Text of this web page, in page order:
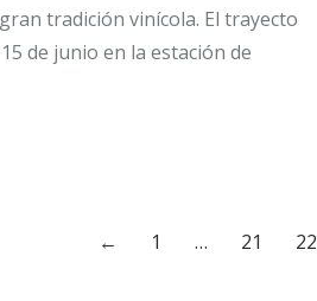
tradición vinícola. El trayecto
de junio en la estación de
← 1 … 21 22